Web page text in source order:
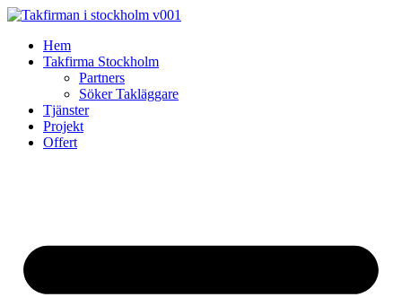
Skip
contentHem
Takfirma Stockholm
Partners
Söker Takläggare
Tjänster
Projekt
Offert